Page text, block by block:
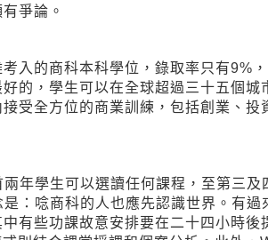
爭論。
入的商科本科學位，錄取率只有9%
的，學生可以在全球超過三十五個城
受全方位的商業訓練，包括創業、投
年學生可以選讀任何課程，至第三及
：唸商科的人也應先認識世界。有
有些功課故意安排要在二十四小時後